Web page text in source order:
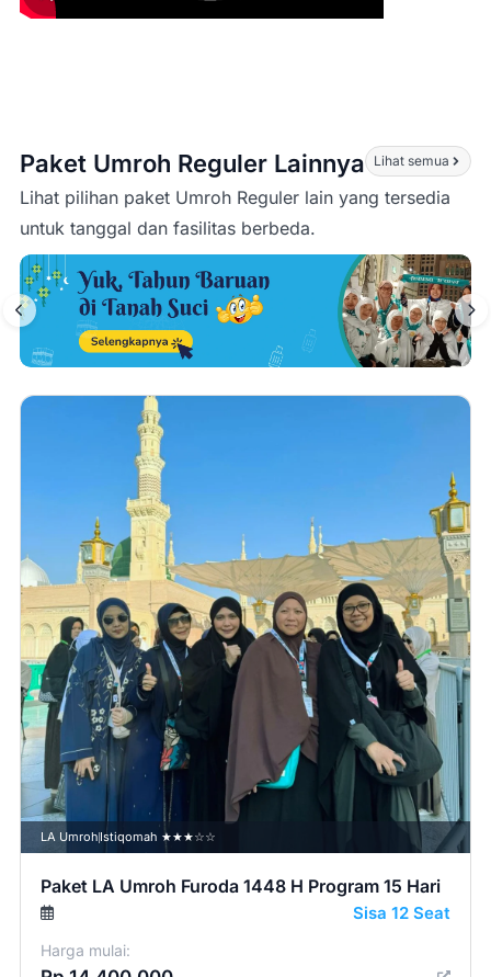
Paket Umroh Reguler Lainnya Lihat semua
Lihat pilihan paket Umroh Reguler lain yang tersedia
untuk tanggal dan fasilitas berbeda.
LA Umroh Istiqomah ★★★☆☆
Paket LA Umroh Furoda 1448 H Program 15 Hari
Sisa 12 Seat
Harga mulai: